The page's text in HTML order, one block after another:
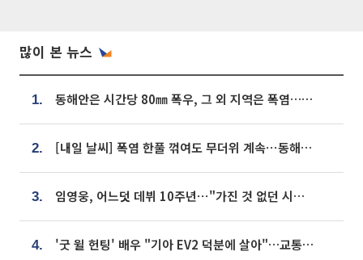
많이 본 뉴스
1. 동해안은 시간당 80㎜ 폭우, 그 외 지역은 폭염…‘극과 극 날씨’
2. [내일 날씨] 폭염 한풀 꺾여도 무더위 계속⋯동해안 이틀 연속 비
3. 임영웅, 어느덧 데뷔 10주년⋯"가진 것 없던 시절, 내 앞엔 20명의 팬뿐"
4. '굿 윌 헌팅' 배우 "기아 EV2 덕분에 살아"…교통사고 후 안전성 극찬